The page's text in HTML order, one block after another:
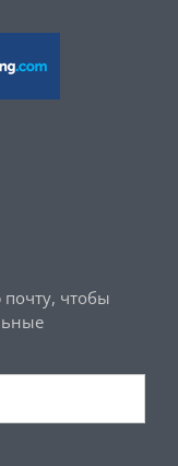
чтобы